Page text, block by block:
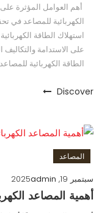
أهم العوامل المؤثرة
الكهربائية للمصاعد في
استهلاك الطاقة
على الاستدامة والتكاليف
الطاقة الكهربائية للمصاعد
Discover
المصاعد
سبتمبر 19, 2025
admin
أهمية المصاعد